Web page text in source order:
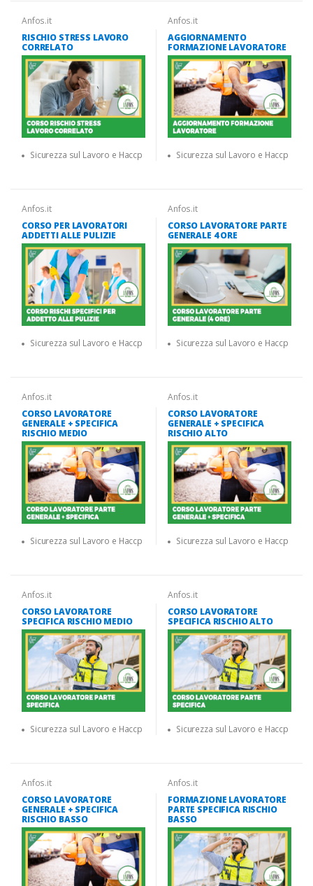
Anfos.it
RISCHIO STRESS LAVORO
CORRELATO
Sicurezza sul Lavoro e Haccp
Anfos.it
AGGIORNAMENTO
FORMAZIONE LAVORATORE
Sicurezza sul Lavoro e Haccp
Anfos.it
CORSO PER LAVORATORI
ADDETTI ALLE PULIZIE
Sicurezza sul Lavoro e Haccp
Anfos.it
CORSO LAVORATORE PARTE
GENERALE 4 ORE
Sicurezza sul Lavoro e Haccp
Anfos.it
CORSO LAVORATORE
GENERALE + SPECIFICA
RISCHIO MEDIO
Sicurezza sul Lavoro e Haccp
Anfos.it
CORSO LAVORATORE
GENERALE + SPECIFICA
RISCHIO ALTO
Sicurezza sul Lavoro e Haccp
Anfos.it
CORSO LAVORATORE
SPECIFICA RISCHIO MEDIO
Sicurezza sul Lavoro e Haccp
Anfos.it
CORSO LAVORATORE
SPECIFICA RISCHIO ALTO
Sicurezza sul Lavoro e Haccp
Anfos.it
CORSO LAVORATORE
GENERALE + SPECIFICA
RISCHIO BASSO
Anfos.it
FORMAZIONE LAVORATORE
PARTE SPECIFICA RISCHIO
BASSO